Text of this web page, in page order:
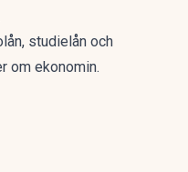
studielån och
om ekonomin.